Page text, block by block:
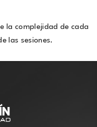
la complejidad de cada
las sesiones.